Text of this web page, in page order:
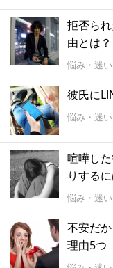
拒否ら
由とは？
悩み・迷い
彼氏に
悩み・迷い
喧嘩し
りする
悩み・迷い
不安だ
理由5つ